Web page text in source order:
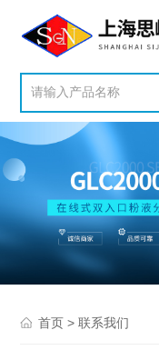
首页 > 联系我们